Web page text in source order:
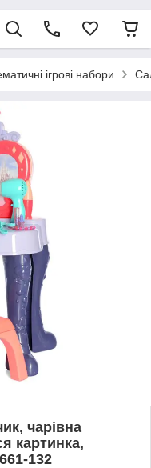
ігрові набори
чарівна
картинка,
132